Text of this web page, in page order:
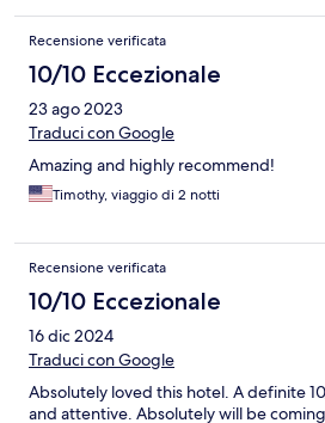
Recensione verificata
10/10 Eccezionale
23 ago 2023
Traduci con Google
Amazing and highly recommend!
Timothy, viaggio di 2 notti
Recensione verificata
10/10 Eccezionale
16 dic 2024
Traduci con Google
Absolutely loved this hotel. A definite
and attentive. Absolutely will be